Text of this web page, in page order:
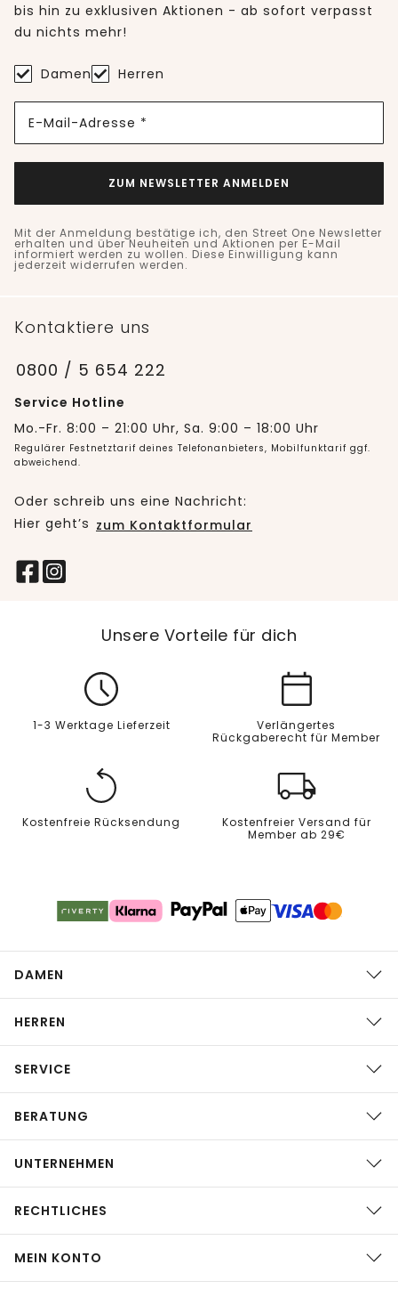
bis hin zu exklusiven Aktionen - ab sofort verpasst
du nichts mehr!
Damen Herren
E-Mail-Adresse *
ZUM NEWSLETTER ANMELDEN
Mit der Anmeldung bestätige ich, den Street One Newsletter
erhalten und über Neuheiten und Aktionen per E-Mail
informiert werden zu wollen. Diese Einwilligung kann
jederzeit widerrufen werden.
Kontaktiere uns
0800 / 5 654 222
Service Hotline
Mo.-Fr. 8:00 – 21:00 Uhr, Sa. 9:00 – 18:00 Uhr
Regulärer Festnetztarif deines Telefonanbieters, Mobilfunktarif ggf.
abweichend.
Oder schreib uns eine Nachricht:
Hier geht’s zum Kontaktformular
Unsere Vorteile für dich
1-3 Werktage Lieferzeit
Verlängertes
Rückgaberecht für Member
Kostenfreie Rücksendung
Kostenfreier Versand für
Member ab 29€
DAMEN
HERREN
SERVICE
BERATUNG
UNTERNEHMEN
RECHTLICHES
MEIN KONTO